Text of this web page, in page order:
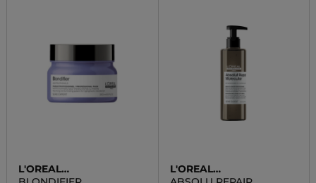
L'OREAL
PROFESSIONNEL
L'OREAL
PROFESSIONNEL